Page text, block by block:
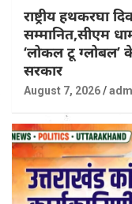
राष्ट्रीय हथकरघा
सम्मानित,सीएम
‘लोकल टू ग्लोबल’
सरकार
August 7, 2026